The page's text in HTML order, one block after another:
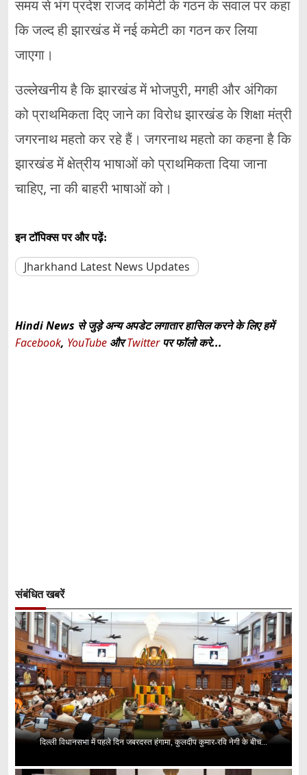
समय से भंग प्रदेश राजद कमिटी के गठन के सवाल पर कहा
कि जल्द ही झारखंड में नई कमेटी का गठन कर लिया
जाएगा।
उल्लेखनीय है कि झारखंड में भोजपुरी, मगही और अंगिका
को प्राथमिकता दिए जाने का विरोध झारखंड के शिक्षा मंत्री
जगरनाथ महतो कर रहे हैं। जगरनाथ महतो का कहना है कि
झारखंड में क्षेत्रीय भाषाओं को प्राथमिकता दिया जाना
चाहिए, ना की बाहरी भाषाओं को।
इन टॉपिक्स पर और पढ़ें:
Jharkhand Latest News Updates
Hindi News से जुड़े अन्य अपडेट लगातार हासिल करने के लिए हमें
Facebook, YouTube औरTwitterपर फॉलो करे...
संबंधित खबरें
दिल्ली विधानसभा में पहले दिन जबरदस्त हंगामा, कुलदीप कुमार-रवि नेगी के बीच...